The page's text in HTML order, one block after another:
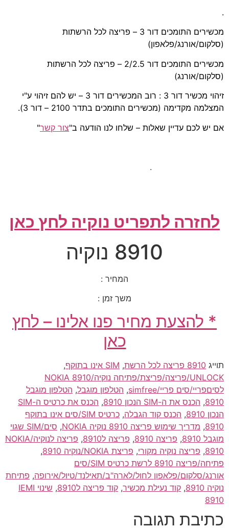
.
מכשירים התומכים דור 3 – פריצה לכל הרשתות
(סלקום/אורנג/פלאפון)
מכשירים התומכים דור 2/2.5 – פריצה לכל הרשתות
(סלקום/אורנג)
זיהוי מכשיר דור 3 : רוב המכשירים דור 3 – יש להם זיהוי ע"י
המצלמה מקדימה (מכשירים התומכים בתדר 2100 – דור 3).
אם יש לכם עדיין שאלות – שלחו לנו הודעה ב"צור קשר"
.
לחזרה לתפריט נוקיה לחץ כאן
8910 נוקיה
המחיר :
משך זמן :
* להצעת מחיר פנו אלינו – לחץ
כאן
תוייג 8910 פריצה לכל הרשת , SIM אינו בתוקף
,
UNLOCK/פריצה/פריצת/פתיחה נוקיה/NOKIA 8910
לסיםפריי/סים פריי/simfree
, הטלפון מוגבל, הטלפון מוגבל
8910
, הכנס את ה-SIM הנכון 8910 ,
הכנס את כרטיס ה-SIM
הנכון 8910
, הכנס קוד הגבלה,
כרטיס SIM/סים אינו בתוקף
8910
, מדריך שימוש פריצה 8910 נוקיה NOKIA ,
סים/SIM שגוי
מוגבל 8910
, פריצה 8910 , פריצה ל8910 ,
פריצה לנוקיה/NOKIA
8910
, פריצה נוקיה מקורי, פריצת NOKIA/נוקיה 8910
,
פתיחה/פריצה 8910 לרשת כרטיס SIM/סים
אורנג/סלקום/פלאפון לחול/לארה"ב/תאילנד/טיול/אירופה, פתיחת
נוקיה 8910
, קוד נעילת מכשיר, קוד פריצה ל8910 ,
שינוי IEMI
8910
כתיבת תגובה